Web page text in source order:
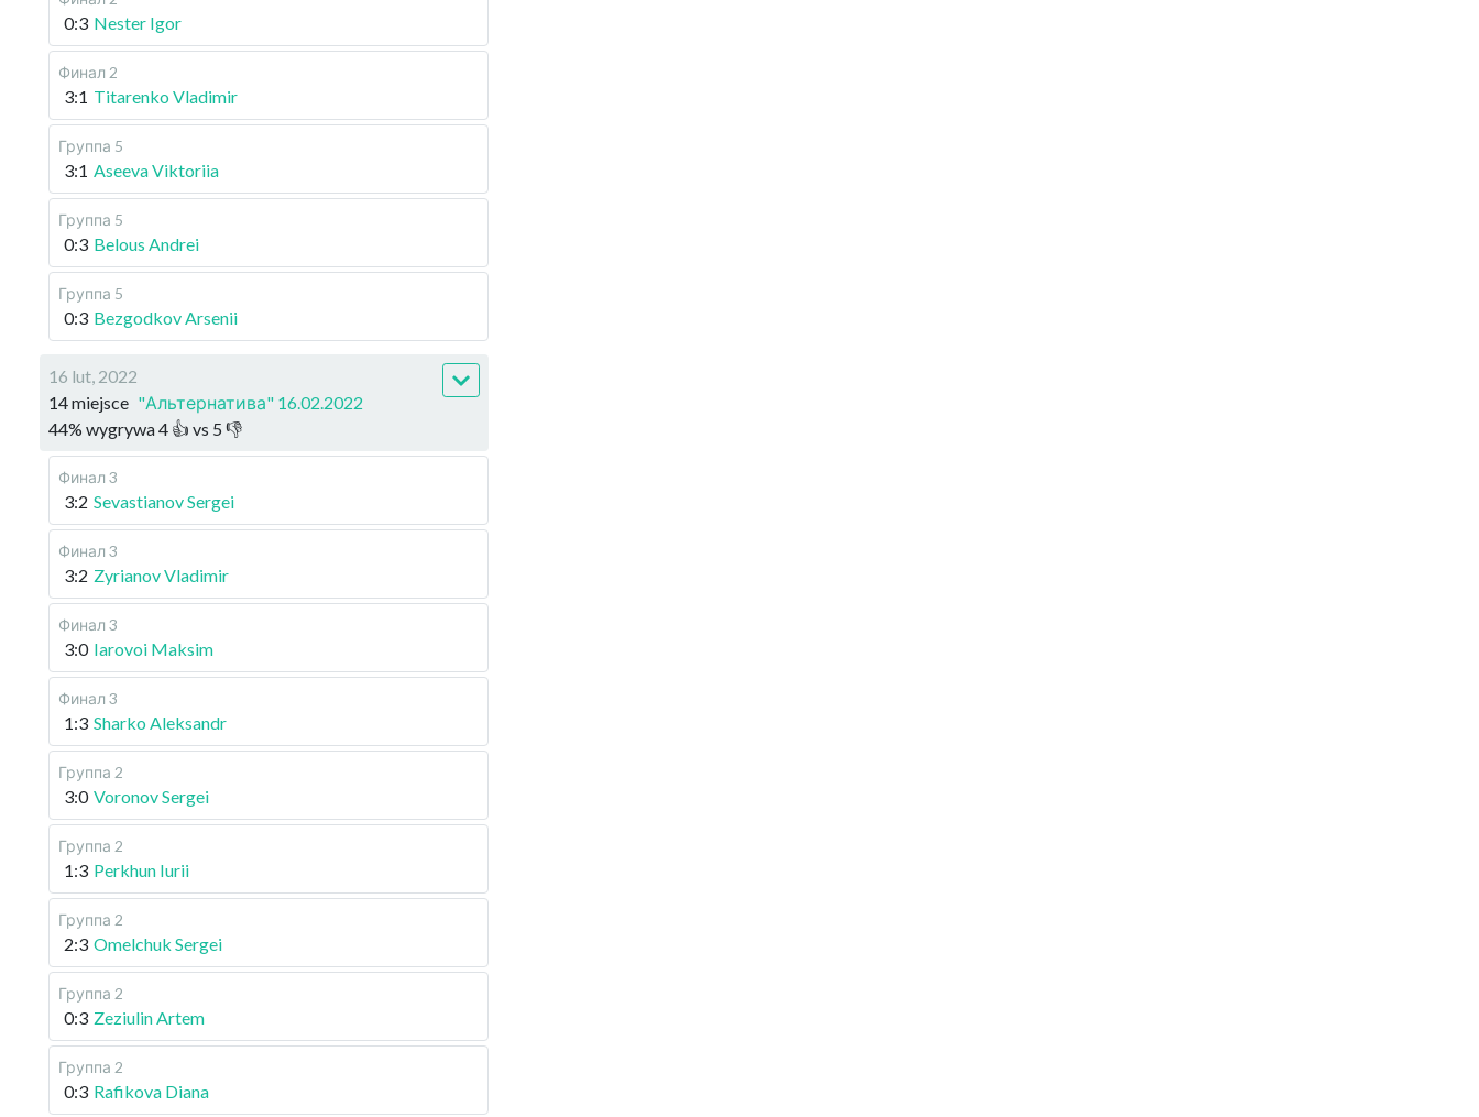
0:3 Nester Igor
Финал 2
3:1 Titarenko Vladimir
Группа 5
3:1 Aseeva Viktoriia
Группа 5
0:3 Belous Andrei
Группа 5
0:3 Bezgodkov Arsenii
16 lut, 2022
14 miejsce "Альтернатива" 16.02.2022
44% wygrywa4 👍 vs 5 👎
Финал 3
3:2 Sevastianov Sergei
Финал 3
3:2 Zyrianov Vladimir
Финал 3
3:0 Iarovoi Maksim
Финал 3
1:3 Sharko Aleksandr
Группа 2
3:0 Voronov Sergei
Группа 2
1:3 Perkhun Iurii
Группа 2
2:3 Omelchuk Sergei
Группа 2
0:3 Zeziulin Artem
Группа 2
0:3 Rafikova Diana